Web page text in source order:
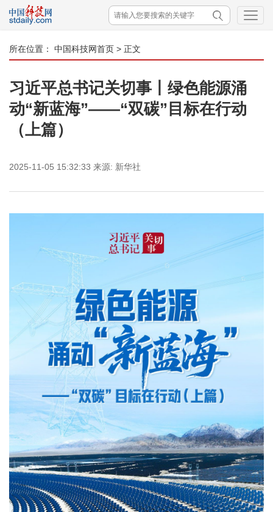
所在位置： 中国科技网首页 > 正文
习近平总书记关切事丨绿色能源涌
动“新蓝海”——“双碳”目标在行动
（上篇）
2025-11-05 15:32:33 来源: 新华社